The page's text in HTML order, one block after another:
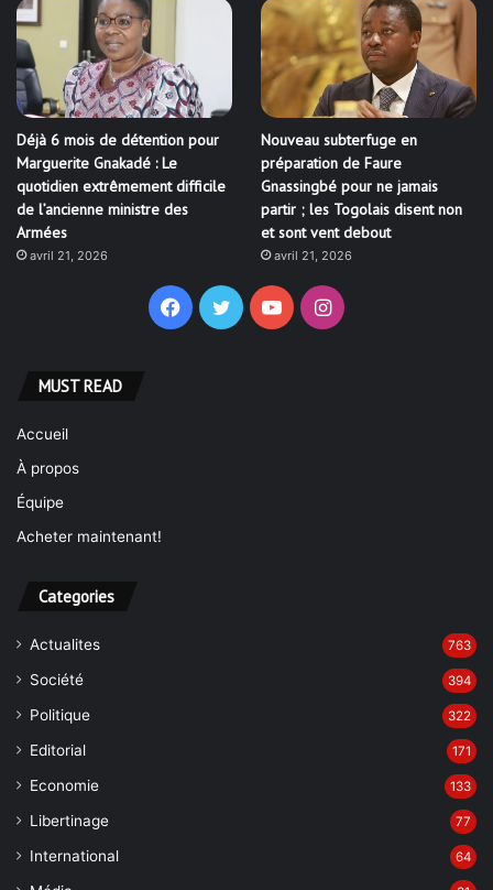
Déjà 6 mois de détention pour
Marguerite Gnakadé : Le
quotidien extrêmement difficile
de l’ancienne ministre des
Armées
avril 21, 2026
Nouveau subterfuge en
préparation de Faure
Gnassingbé pour ne jamais
partir ; les Togolais disent non
et sont vent debout
avril 21, 2026
Facebook
TwitterYouTubeInstagram
MUST READ
Accueil
À propos
Équipe
Acheter maintenant!
Categories
Actualites 763
Société 394
Politique 322
Editorial 171
Economie 133
Libertinage 77
International 64